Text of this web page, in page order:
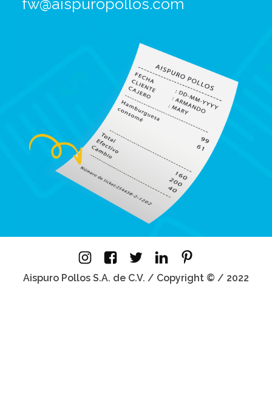
fw@aispuropollos.com
Aispuro Pollos S.A. de C.V. / Copyright © / 2022